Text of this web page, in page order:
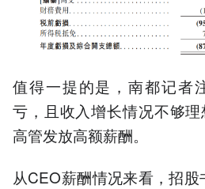
值得一提的是，南都记者
亏，且收入增长情况不够
高管发放高额薪酬。
从CEO薪酬情况来看，招